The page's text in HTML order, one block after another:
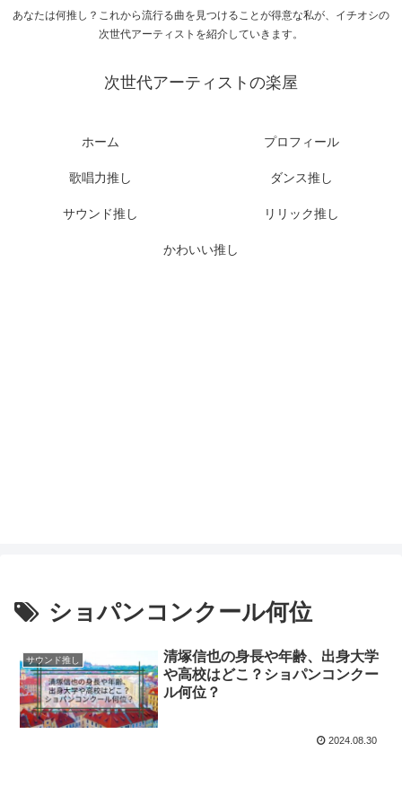
あなたは何推し？これから流行る曲を見つけることが得意な私が、イチオシの
次世代アーティストを紹介していきます。
次世代アーティストの楽屋
ホーム プロフィール
歌唱力推し ダンス推し
サウンド推し リリック推し
かわいい推し
ショパンコンクール何位
サウンド推し
清塚信也の身長や年齢、出身大学
や高校はどこ？ショパンコンクー
ル何位？
2024.08.30